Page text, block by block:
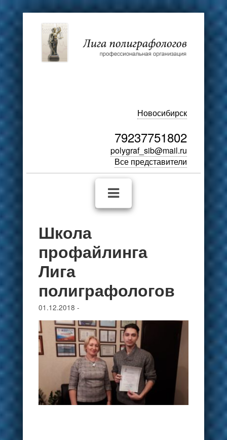
Новосибирск
79237751802
polygraf_sib@mail.ru
Все представители
Школа
профайлинга
Лига
полиграфологов
01.12.2018 -